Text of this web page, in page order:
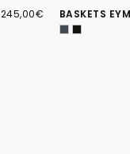
PRIX
245,00€ BASKETS